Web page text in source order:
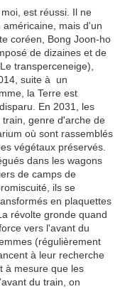
est réussi. Il ne
mais d'un
coréen, Bong Joon-ho
de dizaines et de
transperceneige),
suite à un
la Terre est
En 2031, les
genre d'arche de
où sont rassemblés
végétaux préservés.
dans les wagons
de camps de
ils se
en plaquettes
révolte gronde quand
vers l'avant du
(régulièrement
à leur recherche
à mesure que les
du train, on